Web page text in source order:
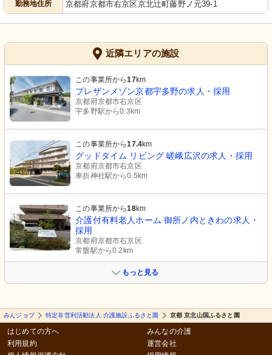
勤務地住所 京都府京都市右京区京北辻町藤野ノ元39-1
近隣エリアの施設
この事業所から17km
プレザンメゾン京都宇多野の求人・採用
京都府京都市右京区
宇多野駅から0.3km
この事業所から17.4km
グッドタイム リビング 嵯峨広沢の求人・採用
京都府京都市右京区
車折神社駅から0.5km
この事業所から18km
介護付有料老人ホーム 御所ノ内ときわの求人・
採用
京都府京都市右京区
常盤駅から0.2km
もっと見る
みんジョブ 特定非営利活動法人 介護施設ふるさと園 京都 京北山国ふるさと園
はじめての方へ
利用規約
みんなの介護
運営会社